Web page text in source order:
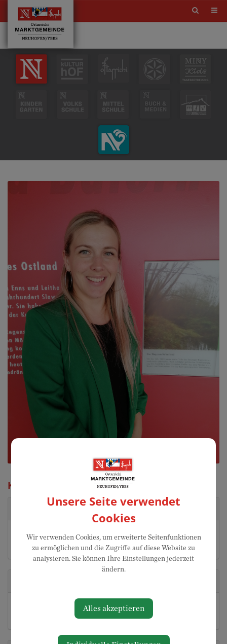
Site
Katharina Prantner
Kontakt
07475/52700-17
katharina.prantner@neuhofen-ybbs.at
3364 Neuhofen an der Ybbs
Unsere Seite verwendet
Cookies
Wir verwenden Cookies, um erweiterte Seitenfunktionen
zu ermöglichen und die Zugriffe auf diese Website zu
analysieren. Sie können Ihre Einstellungen jederzeit
ändern.
Alles akzeptieren